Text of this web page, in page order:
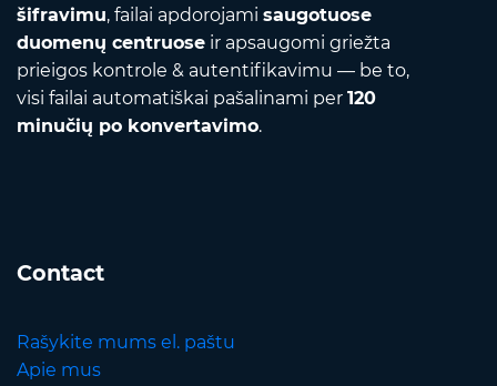
šifravimu, failai apdorojami saugotuose
duomenų centruose ir apsaugomi griežta
prieigos kontrole & autentifikavimu — be to,
visi failai automatiškai pašalinami per 120
minučių po konvertavimo.
Contact
Rašykite mums el. paštu
Apie mus